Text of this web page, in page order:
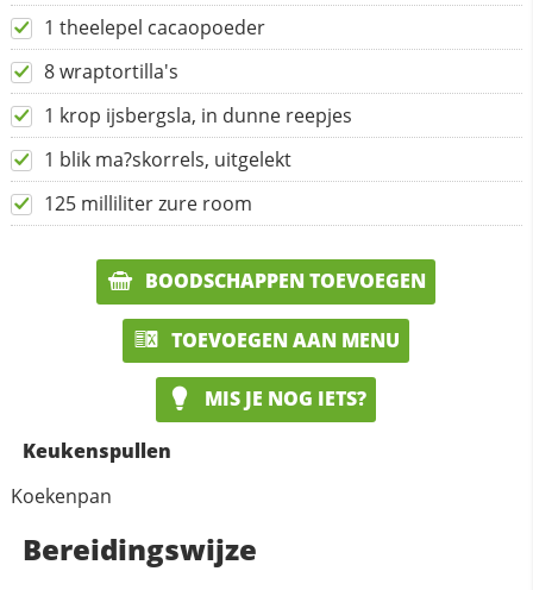
1 theelepel cacaopoeder
8 wraptortilla's
1 krop ijsbergsla, in dunne reepjes
1 blik ma?skorrels, uitgelekt
125 milliliter zure room
BOODSCHAPPEN TOEVOEGEN
TOEVOEGEN AAN MENU
MIS JE NOG IETS?
Keukenspullen
Koekenpan
Bereidingswijze